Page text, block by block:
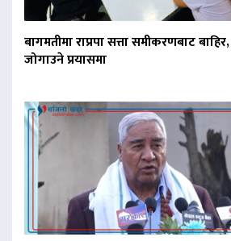
बागमतीमा राप्रपा सत्ता समीकरणबाट
जोगाउने प्रयासमा